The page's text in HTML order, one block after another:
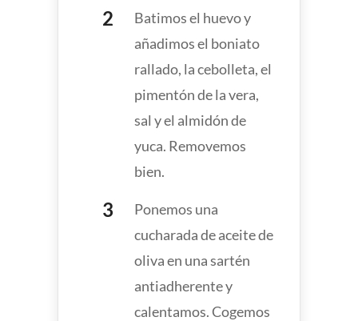
Batimos el huevo y
añadimos el boniato
rallado, la cebolleta, el
pimentón de la vera,
sal y el almidón de
yuca. Removemos
bien.
Ponemos una
cucharada de aceite de
oliva en una sartén
antiadherente y
calentamos. Cogemos